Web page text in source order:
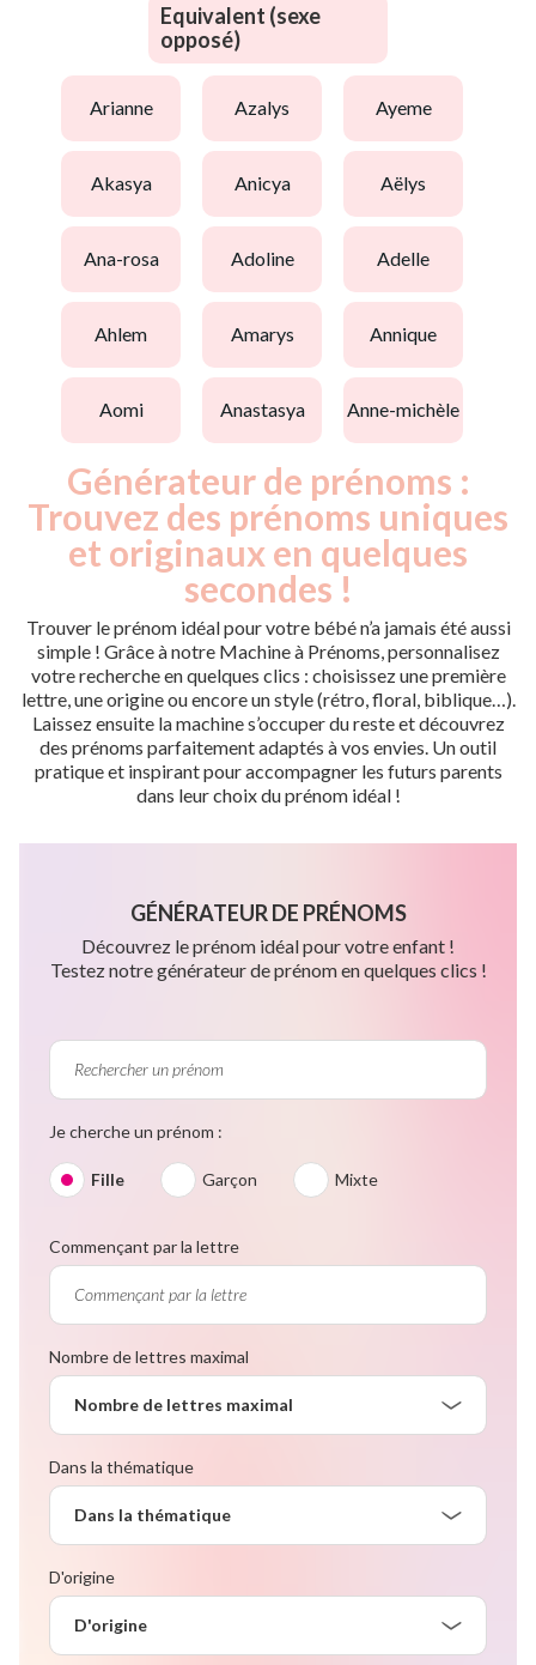
Equivalent (sexe
opposé)
arianne azalys ayeme
akasya anicya aëlys
ana-rosa adoline adelle
ahlem amarys annique
aomi anastasya anne-michèle
Générateur de prénoms :
Trouvez des prénoms uniques
et originaux en quelques
secondes !
Trouver le prénom idéal pour votre bébé n’a jamais été aussi
simple ! Grâce à notre Machine à Prénoms, personnalisez
votre recherche en quelques clics : choisissez une première
lettre, une origine ou encore un style (rétro, floral, biblique…).
Laissez ensuite la machine s’occuper du reste et découvrez
des prénoms parfaitement adaptés à vos envies. Un outil
pratique et inspirant pour accompagner les futurs parents
dans leur choix du prénom idéal !
GÉNÉRATEUR DE PRÉNOMS
Découvrez le prénom idéal pour votre enfant !
Testez notre générateur de prénom en quelques clics !
Je cherche un prénom :
Fille Garçon Mixte
Commençant par la lettre
Nombre de lettres maximal
Nombre de lettres maximal
Dans la thématique
Dans la thématique
D'origine
D'origine